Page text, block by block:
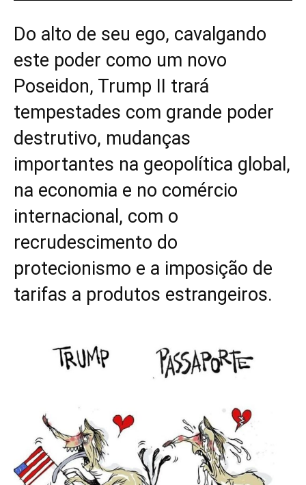
Do alto de seu ego, cavalgando
este poder como um novo
Poseidon, Trump II trará
tempestades com grande poder
destrutivo, mudanças
importantes na geopolítica global,
na economia e no comércio
internacional, com o
recrudescimento do
protecionismo e a imposição de
tarifas a produtos estrangeiros.